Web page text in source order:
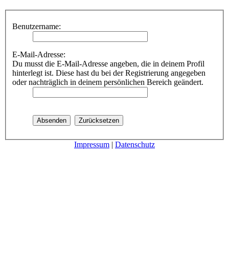
Benutzername:
E-Mail-Adresse:
Du musst die E-Mail-Adresse angeben, die in deinem Profil
hinterlegt ist. Diese hast du bei der Registrierung angegeben
oder nachträglich in deinem persönlichen Bereich geändert.
Impressum | Datenschutz